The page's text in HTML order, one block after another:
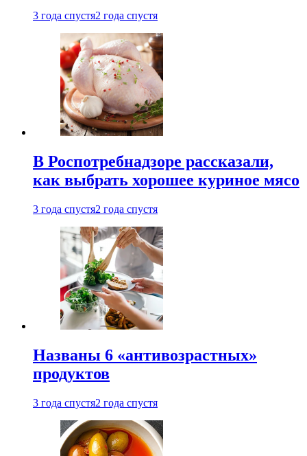
3 года спустя2 года спустя
В Роспотребнадзоре рассказали,
как выбрать хорошее куриное мясо
3 года спустя2 года спустя
Названы 6 «антивозрастных»
продуктов
3 года спустя2 года спустя